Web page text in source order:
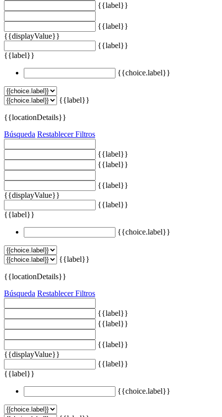
{{label}}
{{label}}
{{displayValue}}
{{label}}
{{label}}
{{choice.label}}
{{label}}
{{locationDetails}}
Búsqueda Restablecer Filtros
{{label}}
{{label}}
{{label}}
{{displayValue}}
{{label}}
{{label}}
{{choice.label}}
{{label}}
{{locationDetails}}
Búsqueda Restablecer Filtros
{{label}}
{{label}}
{{label}}
{{displayValue}}
{{label}}
{{label}}
{{choice.label}}